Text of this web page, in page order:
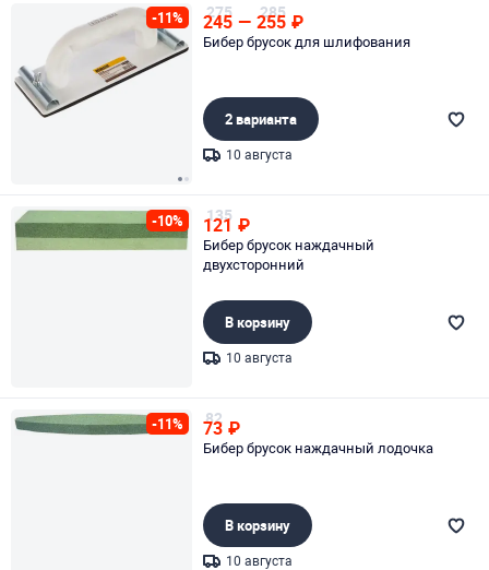
-11% 275
245 — 285
255 ₽
Бибер брусок для шлифования
2 варианта
10 августа
-10% 135
121 ₽
Бибер брусок наждачный
двухсторонний
В корзину
10 августа
-11% 82
73 ₽
Бибер брусок наждачный лодочка
В корзину
10 августа